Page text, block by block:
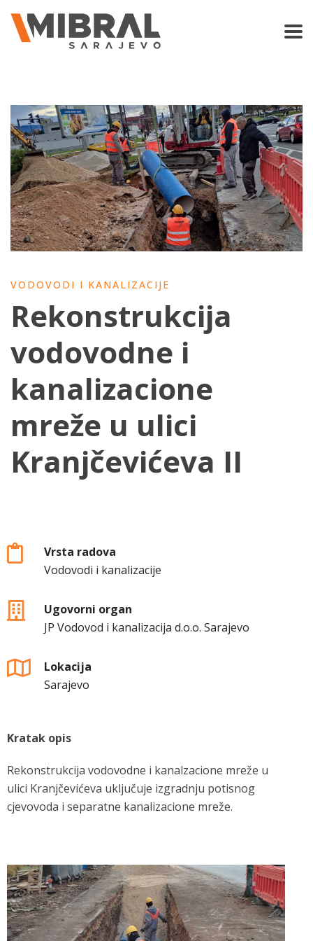
VODOVODI I KANALIZACIJE
Rekonstrukcija
vodovodne i
kanalizacione
mreže u ulici
Kranjčevićeva II
Vrsta radova
Vodovodi i kanalizacije
Ugovorni organ
JP Vodovod i kanalizacija d.o.o. Sarajevo
Lokacija
Sarajevo
Kratak opis
Rekonstrukcija vodovodne i kanalzacione mreže u
ulici Kranjčevićeva uključuje izgradnju potisnog
cjevovoda i separatne kanalizacione mreže.